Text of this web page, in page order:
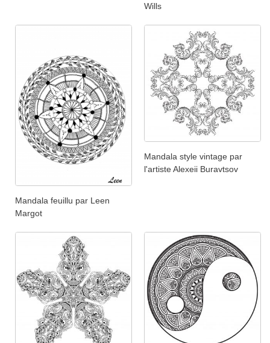
Wills
Mandala feuillu par Leen
Margot
Mandala style vintage par
l'artiste Alexeii Buravtsov